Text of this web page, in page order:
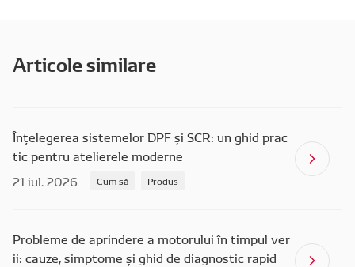
Articole similare
Înțelegerea sistemelor DPF și SCR: un ghid prac
tic pentru atelierele moderne
21 iul. 2026
Cum să Produs
Probleme de aprindere a motorului în timpul ver
ii: cauze, simptome și ghid de diagnostic rapid